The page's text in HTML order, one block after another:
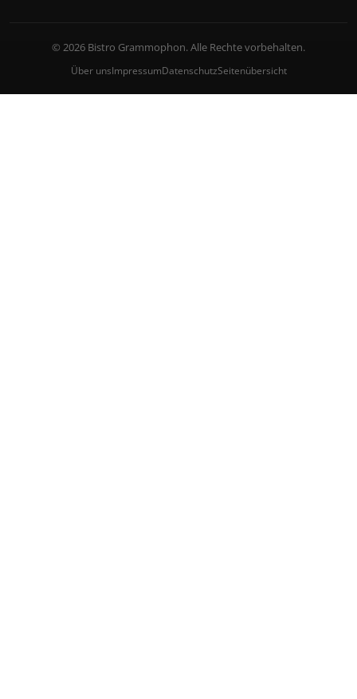
© 2026 Bistro Grammophon. Alle Rechte vorbehalten.
Über unsImpressumDatenschutzSeitenübersicht